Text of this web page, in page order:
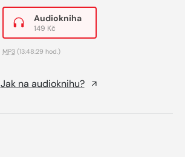
Audiokniha
149 Kč
MP3 (13:48:29 hod.)
Jak na audioknihu?